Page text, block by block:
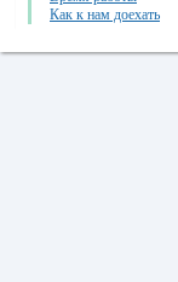
Как к нам доехать